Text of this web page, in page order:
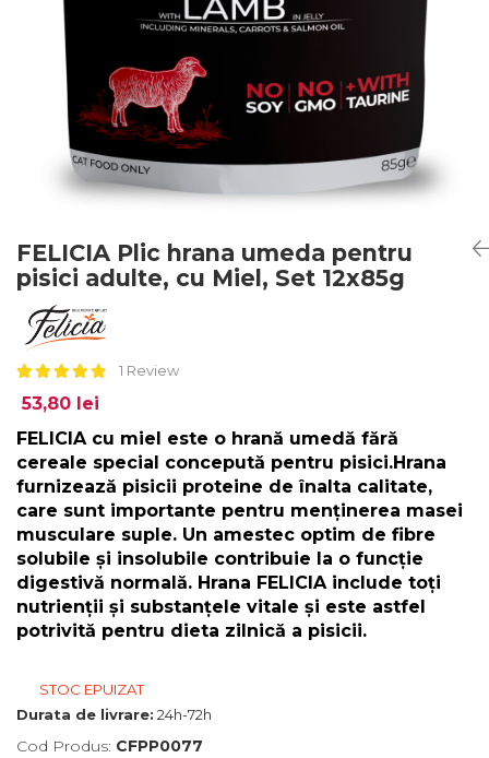
FELICIA Plic hrana umeda pentru
pisici adulte, cu Miel, Set 12x85g
1 Review
53,80 lei
FELICIA cu miel este o hrană umedă fără
cereale special concepută pentru pisici.Hrana
furnizează pisicii proteine de înalta calitate,
care sunt importante pentru menținerea masei
musculare suple. Un amestec optim de fibre
solubile și insolubile contribuie la o funcție
digestivă normală. Hrana FELICIA include toți
nutrienții și substanțele vitale și este astfel
potrivită pentru dieta zilnică a pisicii.
STOC EPUIZAT
Durata de livrare: 24h-72h
Cod Produs: CFPP0077